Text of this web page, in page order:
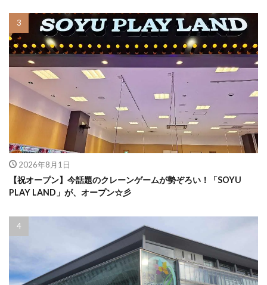
2026年8月1日
【祝オープン】今話題のクレーンゲームが勢ぞろい！「SOYU
PLAY LAND」が、オープン☆彡